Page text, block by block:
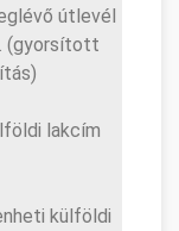
útlevél
(gyorsított
lakcím
külföldi